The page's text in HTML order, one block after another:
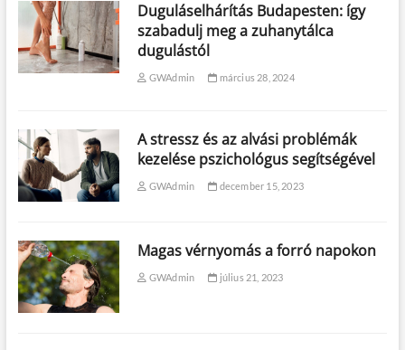
Duguláselhárítás Budapesten: így
szabadulj meg a zuhanytálca
dugulástól
GWAdmin március 28, 2024
A stressz és az alvási problémák
kezelése pszichológus segítségével
GWAdmin december 15, 2023
Magas vérnyomás a forró napokon
GWAdmin július 21, 2023